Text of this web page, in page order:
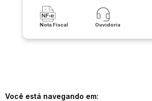
Nota Fiscal Ouvidoria
Você está navegando em: